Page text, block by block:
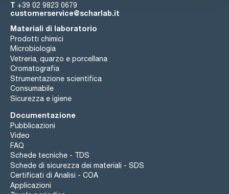
T +39 02 9823 0679
customerservice@scharlab.it
Materiali di laboratorio
Prodotti chimici
Microbiologia
Vetreria, quarzo e porcellana
Cromatografia
Strumentazione scientifica
Consumabile
Sicurezza e igiene
Documentazione
Pubblicazioni
Video
FAQ
Schede tecniche - TDS
Schede di sicurezza dei materiali - SDS
Certificati di Analisi - COA
Applicazioni